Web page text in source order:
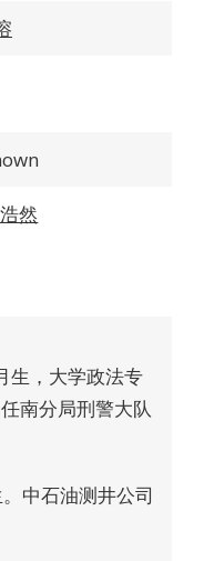
然
生，大学政法专
南分局刑警大队
中石油测井公司